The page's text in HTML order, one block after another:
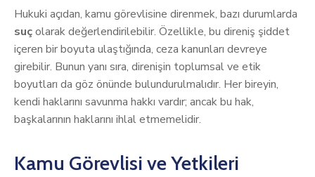
Hukuki açıdan, kamu görevlisine direnmek, bazı durumlarda
suçolarak değerlendirilebilir. Özellikle, bu direniş şiddet
içeren bir boyuta ulaştığında, ceza kanunları devreye
girebilir. Bunun yanı sıra, direnişin toplumsal ve etik
boyutları da göz önünde bulundurulmalıdır. Her bireyin,
kendi haklarını savunma hakkı vardır; ancak bu hak,
başkalarının haklarını ihlal etmemelidir.
Kamu Görevlisi ve Yetkileri